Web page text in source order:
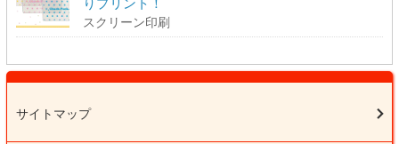
スクリーン印刷
サイトマップ